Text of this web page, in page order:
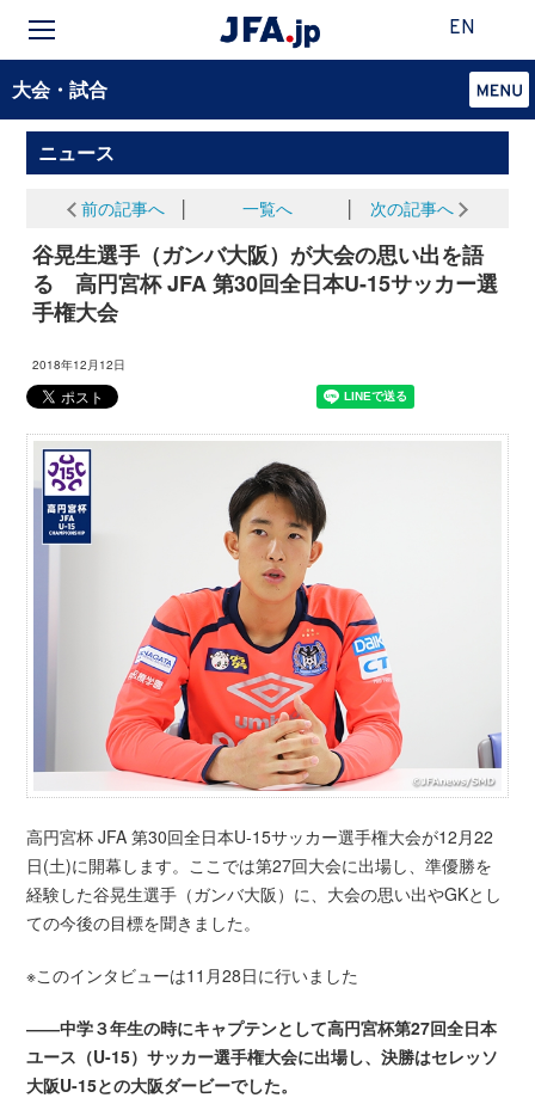
EN
大会・試合
ニュース
前の記事へ 一覧へ 次の記事へ
谷晃生選手（ガンバ大阪）が大会の思い出を語
る 高円宮杯 JFA 第30回全日本U-15サッカー選
手権大会
2018年12月12日
高円宮杯 JFA 第30回全日本U-15サッカー選手権大会が12月22
日(土)に開幕します。ここでは第27回大会に出場し、準優勝を
経験した谷晃生選手（ガンバ大阪）に、大会の思い出やGKとし
ての今後の目標を聞きました。
※このインタビューは11月28日に行いました
――中学３年生の時にキャプテンとして高円宮杯第27回全日本
ユース（U-15）サッカー選手権大会に出場し、決勝はセレッソ
大阪U-15との大阪ダービーでした。